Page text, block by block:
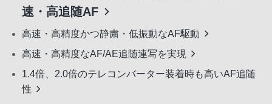
速・高追随AF
高速・高精度かつ静粛・低振動なAF駆動
高速・高精度なAF/AE追随連写を実現
1.4倍、2.0倍のテレコンバーター装着時も高いAF追随
性